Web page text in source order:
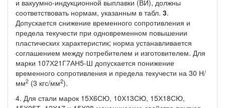
и вакуумно-индукционной выплавки (ВИ), должны
соответствовать нормам, указанным в табл. 3.
Допускается снижение временного сопротивления и
предела текучести при одновременном повышении
пластических характеристик; норма устанавливается
соглашением между потребителем и изготовителем. Для
марки 107Х21Г7АН5-Ш допускается понижение
временного сопротивления и предела текучести на 30 Н/
мм2 (3 кгс/мм2).
4. Для стали марок 15Х6СЮ, 10Х13СЮ, 15Х18СЮ,